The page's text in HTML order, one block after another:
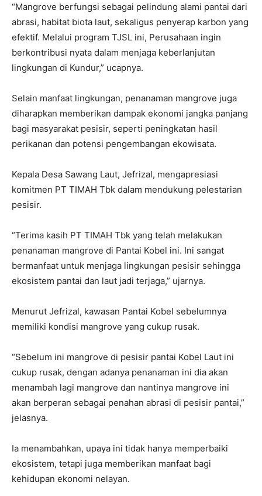
“Mangrove berfungsi sebagai pelindung alami pantai dari
abrasi, habitat biota laut, sekaligus penyerap karbon yang
efektif. Melalui program TJSL ini, Perusahaan ingin
berkontribusi nyata dalam menjaga keberlanjutan
lingkungan di Kundur,” ucapnya.
Selain manfaat lingkungan, penanaman mangrove juga
diharapkan memberikan dampak ekonomi jangka panjang
bagi masyarakat pesisir, seperti peningkatan hasil
perikanan dan potensi pengembangan ekowisata.
Kepala Desa Sawang Laut, Jefrizal, mengapresiasi
komitmen PT TIMAH Tbk dalam mendukung pelestarian
pesisir.
“Terima kasih PT TIMAH Tbk yang telah melakukan
penanaman mangrove di Pantai Kobel ini. Ini sangat
bermanfaat untuk menjaga lingkungan pesisir sehingga
ekosistem pantai dan laut jadi terjaga,” ujarnya.
Menurut Jefrizal, kawasan Pantai Kobel sebelumnya
memiliki kondisi mangrove yang cukup rusak.
“Sebelum ini mangrove di pesisir pantai Kobel Laut ini
cukup rusak, dengan adanya penanaman ini dia akan
menambah lagi mangrove dan nantinya mangrove ini
akan berperan sebagai penahan abrasi di pesisir pantai,”
jelasnya.
Ia menambahkan, upaya ini tidak hanya memperbaiki
ekosistem, tetapi juga memberikan manfaat bagi
kehidupan ekonomi nelayan.